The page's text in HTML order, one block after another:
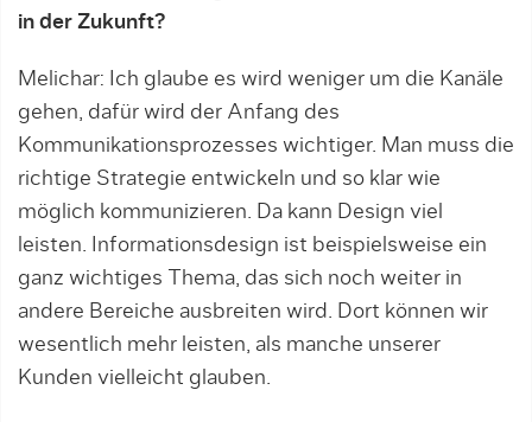
in der Zukunft?
Melichar: Ich glaube es wird weniger um die Kanäle
gehen, dafür wird der Anfang des
Kommunikationsprozesses wichtiger. Man muss die
richtige Strategie entwickeln und so klar wie
möglich kommunizieren. Da kann Design viel
leisten. Informationsdesign ist beispielsweise ein
ganz wichtiges Thema, das sich noch weiter in
andere Bereiche ausbreiten wird. Dort können wir
wesentlich mehr leisten, als manche unserer
Kunden vielleicht glauben.